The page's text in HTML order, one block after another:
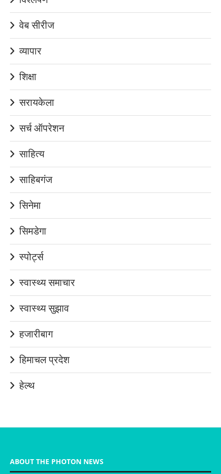
वेब सीरीज
व्यापार
शिक्षा
सरायकेला
सर्च ऑपरेशन
साहित्य
साहिबगंज
सिनेमा
सिमडेगा
स्पोर्ट्स
स्वास्थ्य समाचार
स्वास्थ्य सुझाव
हजारीबाग
हिमाचल प्रदेश
हेल्थ
ABOUT THE PHOTON NEWS